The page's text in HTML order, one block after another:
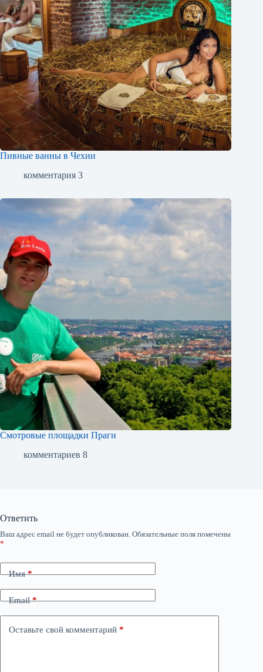
Пивные ванны в Чехии
комментария 3
Смотровые площадки Праги
комментариев 8
Ответить
Ваш адрес email не будет опубликован. Обязательные поля помечены
*
Имя*
Email*
Оставьте свой комментарий *